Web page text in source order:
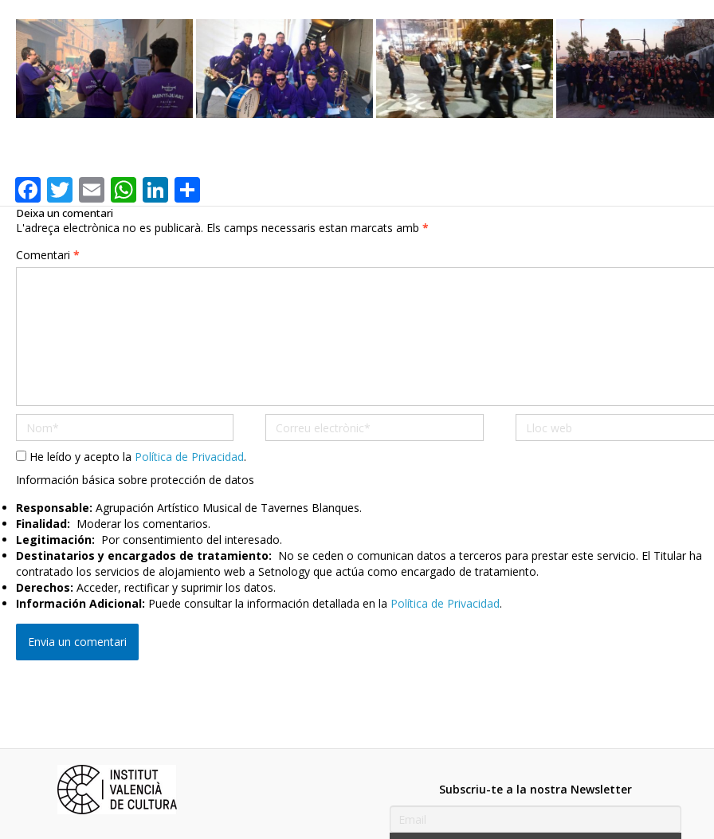
F
ac
e
b
T
w
itt
er
E
m
ai
l
W
h
at
s
Li
n
k
e
C
o
m
p
Deixa un comentari
L'adreça electrònica no es publicarà. Els camps necessaris estan marcats amb *
Comentari *
Nom*
Correu
electrònic*
Lloc
web
He leído y acepto la Política de Privacidad.
Información básica sobre protección de datos
Responsable: Agrupación Artístico Musical de Tavernes Blanques.
Finalidad: Moderar los comentarios.
Legitimación: Por consentimiento del interesado.
Destinatarios y encargados de tratamiento: No se ceden o comunican datos a terceros para prestar este servicio. El Titular ha
contratado los servicios de alojamiento web a Setnology que actúa como encargado de tratamiento.
Derechos: Acceder, rectificar y suprimir los datos.
Información Adicional: Puede consultar la información detallada en la Política de Privacidad.
Subscriu-te a la nostra Newsletter